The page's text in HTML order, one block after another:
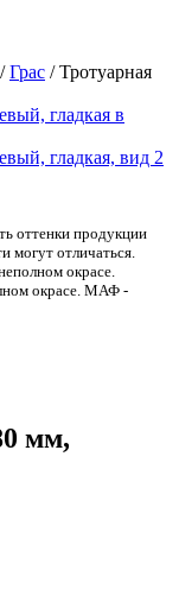
/Грас /Тротуарная
оттенки продукции
могут отличаться.
окрасе.
окрасе. МАФ -
мм,